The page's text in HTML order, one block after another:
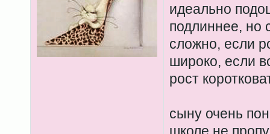
идеально
подлиннее, но
сложно, если
широко, если
рост
сыну очень